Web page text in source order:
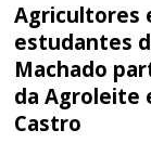
Agricultores
estudantes
Machado
da Agroleite
Castro